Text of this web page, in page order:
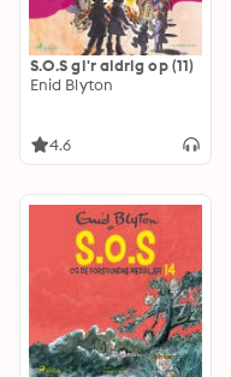
S.O.S gi'r aldrig op (11)
Enid Blyton
4.6